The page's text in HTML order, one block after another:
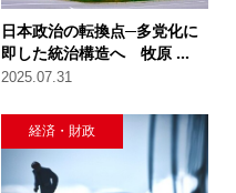
日本政治の転換点─多党化に
即した統治構造へ 牧原 ...
2025.07.31
経済・財政